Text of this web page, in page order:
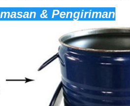
& Pengiriman